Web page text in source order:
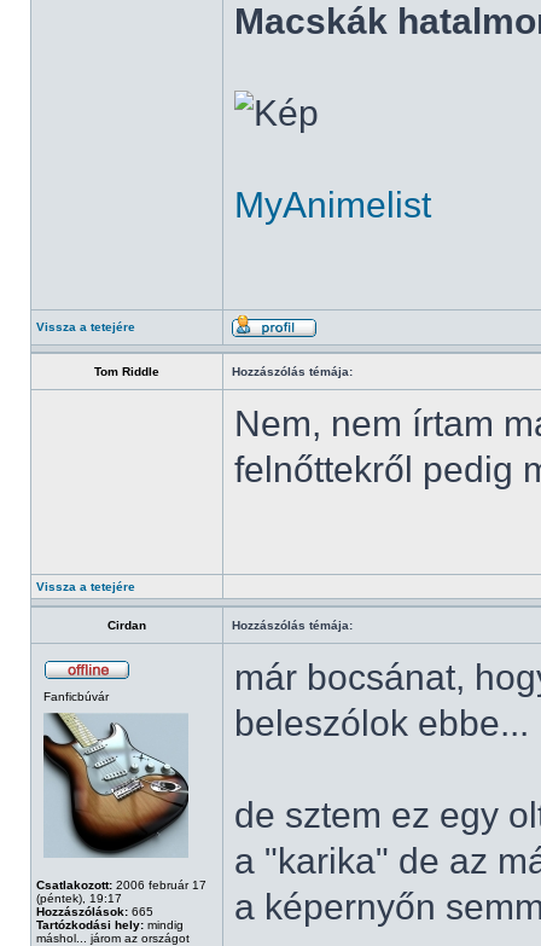
Macskák
MyAnimelist
Vissza a tetejére
Tom Riddle Hozzászólás témája:
Nem, nem írtam
felnőttekről pedig
Vissza a tetejére
Cirdan Hozzászólás témája:
Fanficbúvár
Csatlakozott: 2006 február 17
(péntek), 19:17
Hozzászólások: 665
Tartózkodási hely: mindig
máshol... járom az országot
már bocsánat,
beleszólok ebbe...
de sztem ez egy
a "karika" de az
a képernyőn